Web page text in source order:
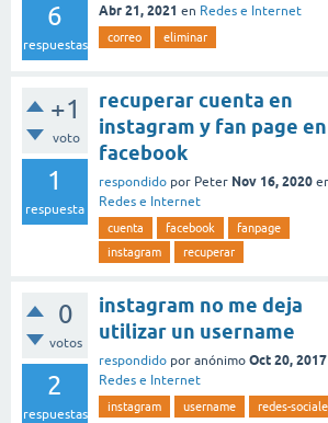
6
respuestas
Abr 21, 2021 en Redes e Internet
correo eliminar
+1
voto
1
respuesta
recuperar cuenta en
instagram y fan page en
facebook
respondido por Peter Nov 16, 2020
Redes e Internet
cuenta facebook
fanpage
instagram
recuperar
0
votos
2
respuestas
instagram no me deja
utilizar un username
respondido por anónimo Oct 20, 2017
Redes e Internet
instagram username redes-